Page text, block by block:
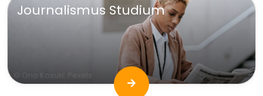
© Ono Kosuki; Pexels
Journalismus Studium